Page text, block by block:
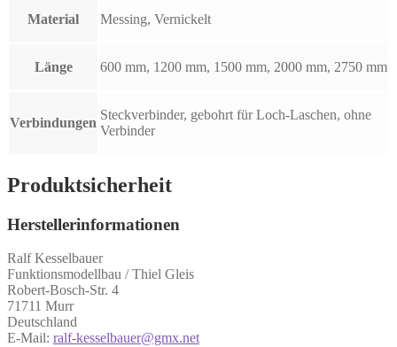
Material Messing, Vernickelt
Länge 600 mm, 1200 mm, 1500 mm, 2000 mm, 2750 mm
Verbindungen
Steckverbinder, gebohrt für Loch-Laschen, ohne
Verbinder
Produktsicherheit
Herstellerinformationen
Ralf Kesselbauer
Funktionsmodellbau / Thiel Gleis
Robert-Bosch-Str. 4
71711 Murr
Deutschland
E-Mail: ralf-kesselbauer@gmx.net